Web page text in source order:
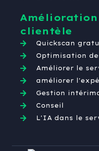
clientèle
Quickscan
Optimisation
Améliorer le
améliorer
Gestion
Conseil
L'IA dans le